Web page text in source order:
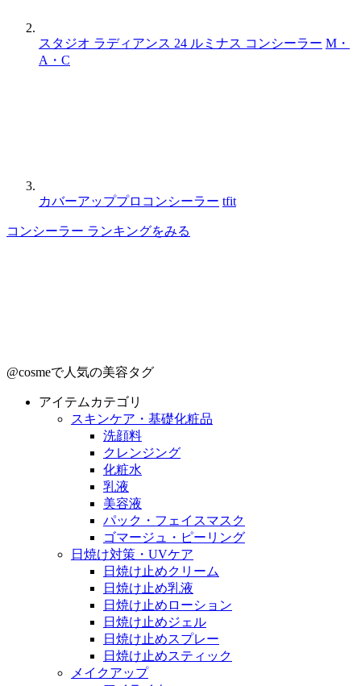
スタジオ ラディアンス 24 ルミナス コンシーラー M・
A・C
カバーアッププロコンシーラー tfit
コンシーラー ランキングをみる
@cosmeで人気の美容タグ
アイテムカテゴリ
スキンケア・基礎化粧品
洗顔料
クレンジング
化粧水
乳液
美容液
パック・フェイスマスク
ゴマージュ・ピーリング
日焼け対策・UVケア
日焼け止めクリーム
日焼け止め乳液
日焼け止めローション
日焼け止めジェル
日焼け止めスプレー
日焼け止めスティック
メイクアップ